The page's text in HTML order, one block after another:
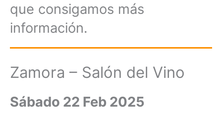
que consigamos más
información.
Zamora – Salón del Vino
Sábado 22 Feb 2025